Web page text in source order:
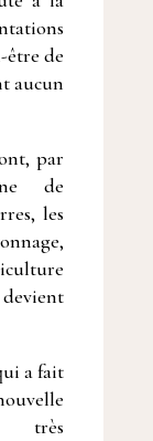
être de
aucun
par
de
les
a fait
très